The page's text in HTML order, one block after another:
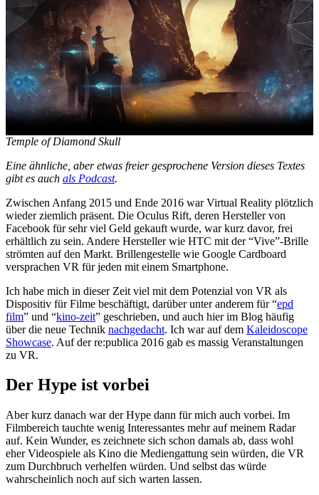
Temple of Diamond Skull
Eine ähnliche, aber etwas freier gesprochene Version dieses Textes
gibt es auch als Podcast.
Zwischen Anfang 2015 und Ende 2016 war Virtual Reality plötzlich
wieder ziemlich präsent. Die Oculus Rift, deren Hersteller von
Facebook für sehr viel Geld gekauft wurde, war kurz davor, frei
erhältlich zu sein. Andere Hersteller wie HTC mit der “Vive”-Brille
strömten auf den Markt. Brillengestelle wie Google Cardboard
versprachen VR für jeden mit einem Smartphone.
Ich habe mich in dieser Zeit viel mit dem Potenzial von VR als
Dispositiv für Filme beschäftigt, darüber unter anderem für “epd
film” und “kino-zeit” geschrieben, und auch hier im Blog häufig
über die neue Technik nachgedacht. Ich war auf dem Kaleidoscope
Showcase. Auf der re:publica 2016 gab es massig Veranstaltungen
zu VR.
Der Hype ist vorbei
Aber kurz danach war der Hype dann für mich auch vorbei. Im
Filmbereich tauchte wenig Interessantes mehr auf meinem Radar
auf. Kein Wunder, es zeichnete sich schon damals ab, dass wohl
eher Videospiele als Kino die Mediengattung sein würden, die VR
zum Durchbruch verhelfen würden. Und selbst das würde
wahrscheinlich noch auf sich warten lassen.